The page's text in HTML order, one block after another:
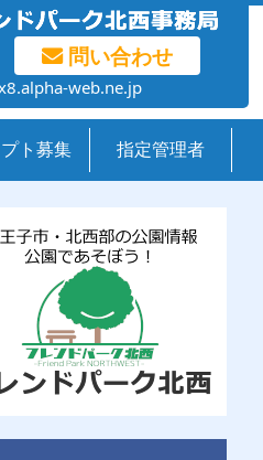
問い合わせ
web.ne.jp
ト募集 指定管理者